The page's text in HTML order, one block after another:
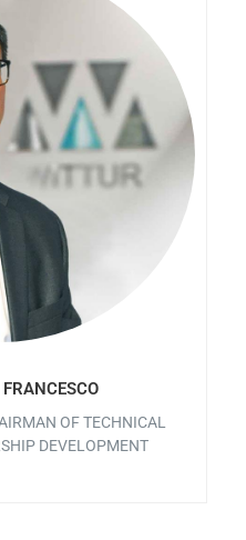
OF TECHNICAL
DEVELOPMENT